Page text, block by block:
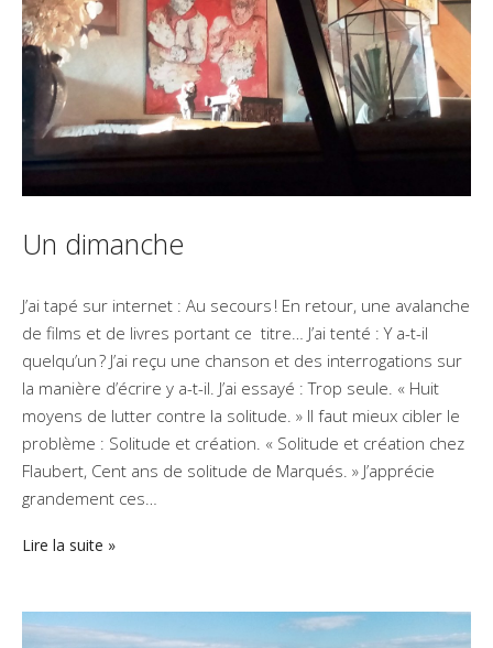
Un dimanche
J’ai tapé sur internet : Au secours ! En retour, une avalanche
de films et de livres portant ce titre… J’ai tenté : Y a-t-il
quelqu’un ? J’ai reçu une chanson et des interrogations sur
la manière d’écrire y a-t-il. J’ai essayé : Trop seule. « Huit
moyens de lutter contre la solitude. » Il faut mieux cibler le
problème : Solitude et création. « Solitude et création chez
Flaubert, Cent ans de solitude de Marqués. » J’apprécie
grandement ces…
Lire la suite